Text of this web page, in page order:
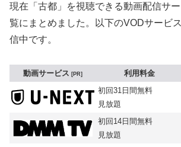
現在「古都」を視聴できる動画配信サ
覧にまとめました。以下のVODサービ
信中です。
動画サービス PR 利用料金
初回31日間無料
見放題
初回14日間無料
見放題